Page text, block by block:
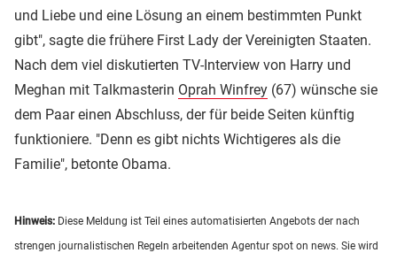
und Liebe und eine Lösung an einem bestimmten Punkt
gibt", sagte die frühere First Lady der Vereinigten Staaten.
Nach dem viel diskutierten TV-Interview von Harry und
Meghan mit Talkmasterin Oprah Winfrey (67) wünsche sie
dem Paar einen Abschluss, der für beide Seiten künftig
funktioniere. "Denn es gibt nichts Wichtigeres als die
Familie", betonte Obama.
Hinweis: Diese Meldung ist Teil eines automatisierten Angebots der nach
strengen journalistischen Regeln arbeitenden Agentur spot on news. Sie wird